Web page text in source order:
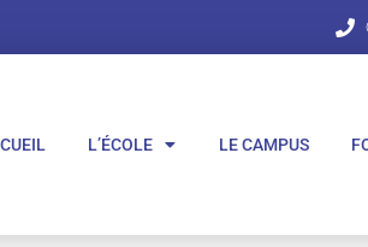
L’ÉCOLE LE CAMPUS